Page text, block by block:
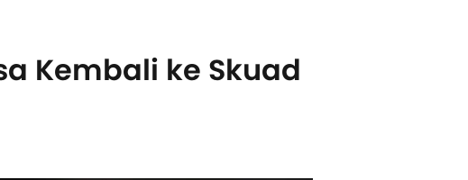
Kembali ke Skuad